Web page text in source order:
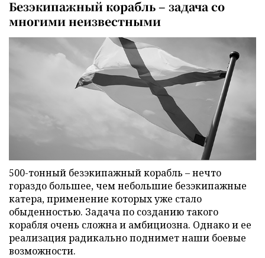
Безэкипажный корабль – задача со
многими неизвестными
500-тонный безэкипажный корабль – нечто
гораздо большее, чем небольшие безэкипажные
катера, применение которых уже стало
обыденностью. Задача по созданию такого
корабля очень сложна и амбициозна. Однако и ее
реализация радикально поднимет наши боевые
возможности.